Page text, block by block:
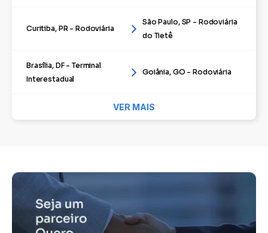
Curitiba, PR - Rodoviária
São Paulo, SP - Rodoviária
do Tietê
Brasília, DF - Terminal
Interestadual
Goiânia, GO - Rodoviária
VER MAIS